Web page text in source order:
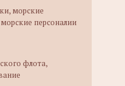
морские
персоналии
флота,